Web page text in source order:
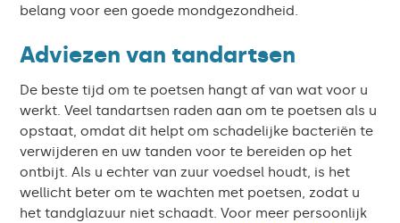
belang voor een goede mondgezondheid.
Adviezen van tandartsen
De beste tijd om te poetsen hangt af van wat voor u
werkt. Veel tandartsen raden aan om te poetsen als u
opstaat, omdat dit helpt om schadelijke bacteriën te
verwijderen en uw tanden voor te bereiden op het
ontbijt. Als u echter van zuur voedsel houdt, is het
wellicht beter om te wachten met poetsen, zodat u
het tandglazuur niet schaadt. Voor meer persoonlijk